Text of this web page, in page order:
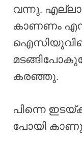
വന്നു.
കാണണം
കരഞ്ഞു.
പിന്നെ
പോയി